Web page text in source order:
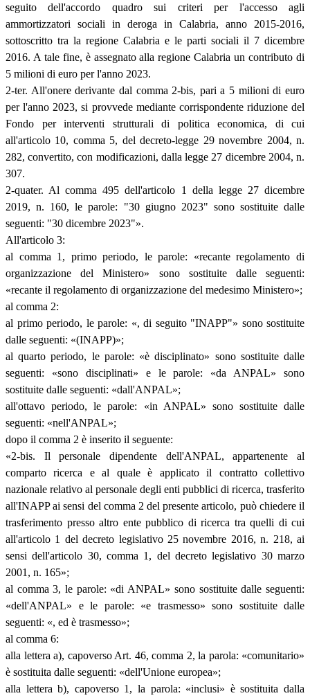
seguito dell'accordo quadro sui criteri per l'accesso agli
ammortizzatori sociali in deroga in Calabria, anno 2015-2016,
sottoscritto tra la regione Calabria e le parti sociali il 7 dicembre
2016. A tale fine, è assegnato alla regione Calabria un contributo di
5 milioni di euro per l'anno 2023.
2-ter. All'onere derivante dal comma 2-bis, pari a 5 milioni di euro
per l'anno 2023, si provvede mediante corrispondente riduzione del
Fondo per interventi strutturali di politica economica, di cui
all'articolo 10, comma 5, del decreto-legge 29 novembre 2004, n.
282, convertito, con modificazioni, dalla legge 27 dicembre 2004, n.
307.
2-quater. Al comma 495 dell'articolo 1 della legge 27 dicembre
2019, n. 160, le parole: "30 giugno 2023" sono sostituite dalle
seguenti: "30 dicembre 2023"».
All'articolo 3:
al comma 1, primo periodo, le parole: «recante regolamento di
organizzazione del Ministero» sono sostituite dalle seguenti:
«recante il regolamento di organizzazione del medesimo Ministero»;
al comma 2:
al primo periodo, le parole: «, di seguito "INAPP"» sono sostituite
dalle seguenti: «(INAPP)»;
al quarto periodo, le parole: «è disciplinato» sono sostituite dalle
seguenti: «sono disciplinati» e le parole: «da ANPAL» sono
sostituite dalle seguenti: «dall'ANPAL»;
all'ottavo periodo, le parole: «in ANPAL» sono sostituite dalle
seguenti: «nell'ANPAL»;
dopo il comma 2 è inserito il seguente:
«2-bis. Il personale dipendente dell'ANPAL, appartenente al
comparto ricerca e al quale è applicato il contratto collettivo
nazionale relativo al personale degli enti pubblici di ricerca, trasferito
all'INAPP ai sensi del comma 2 del presente articolo, può chiedere il
trasferimento presso altro ente pubblico di ricerca tra quelli di cui
all'articolo 1 del decreto legislativo 25 novembre 2016, n. 218, ai
sensi dell'articolo 30, comma 1, del decreto legislativo 30 marzo
2001, n. 165»;
al comma 3, le parole: «di ANPAL» sono sostituite dalle seguenti:
«dell'ANPAL» e le parole: «e trasmesso» sono sostituite dalle
seguenti: «, ed è trasmesso»;
al comma 6:
alla lettera a), capoverso Art. 46, comma 2, la parola: «comunitario»
è sostituita dalle seguenti: «dell'Unione europea»;
alla lettera b), capoverso 1, la parola: «inclusi» è sostituita dalla